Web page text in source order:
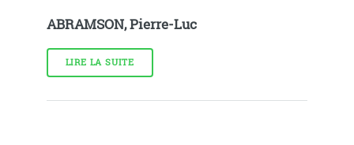
ABRAMSON, Pierre-Luc
LIRE LA SUITE